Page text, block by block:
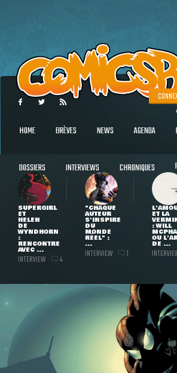
HOME BRÈVES NEWS AGENDA
DOSSIERS INTERVIEWS CHRONIQUES
SUPERGIRL
ET
HELEN
DE
WYNDHORN
:
RENCONTRE
AVEC ...
INTERVIEW 4
"CHAQUE
AUTEUR
S'INSPIRE
DU
MONDE
RÉEL" :
...
INTERVIEW 1
ET LA
: WILL
OU
DE ...